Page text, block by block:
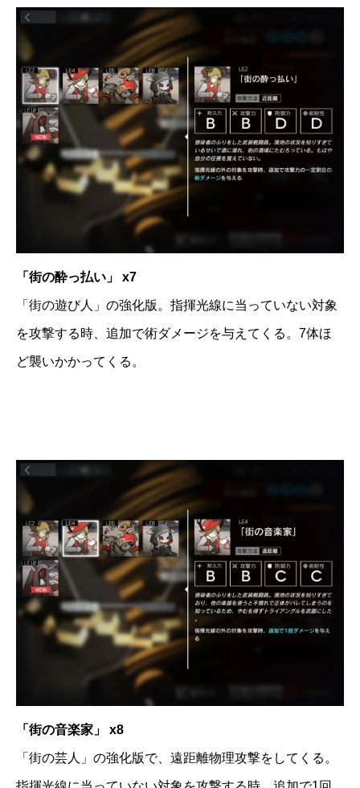
「街の酔っ払い」 x7
「街の遊び人」の強化版。指揮光線に当っていない対象
を攻撃する時、追加で術ダメージを与えてくる。7体ほ
ど襲いかかってくる。
「街の音楽家」 x8
「街の芸人」の強化版で、遠距離物理攻撃をしてくる。